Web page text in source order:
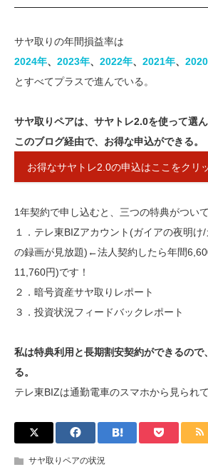
サヤ取りの年間損益率は
2024年、 2023年​、 ​2022年​、​ 2021年​、​​
とすべてプラスで進んでいる。
サヤ取りペアは、サヤトレ2.0を使って選ん
このブログ経由で、お得な申込ができる。
お得なサヤトレ2.0の申込はここをクリ
1年契約で申し込むと、三つの特典がついて
１．テレ東BIZアカウント(ガイアの夜明け
の録画が見放題)←法人契約したら年間
11,760円)です！
２．暗号資産サヤ取りレポート
３．投資状況フィードバックレポート
私は特典利用と長期割安契約ができるので
る。
テレ東BIZは通勤電車のスマホから見られて
サヤ取りペアの状況